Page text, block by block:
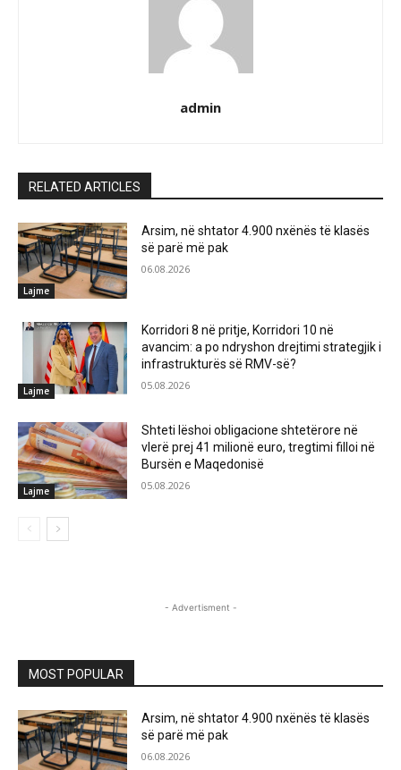
admin
RELATED ARTICLES
Lajme
Arsim, në shtator 4.900 nxënës të klasës
së parë më pak
06.08.2026
Lajme
Korridori 8 në pritje, Korridori 10 në
avancim: a po ndryshon drejtimi strategjik i
infrastrukturës së RMV-së?
05.08.2026
Lajme
Shteti lëshoi obligacione shtetërore në
vlerë prej 41 milionë euro, tregtimi filloi në
Bursën e Maqedonisë
05.08.2026
- Advertisment -
MOST POPULAR
Arsim, në shtator 4.900 nxënës të klasës
së parë më pak
06.08.2026